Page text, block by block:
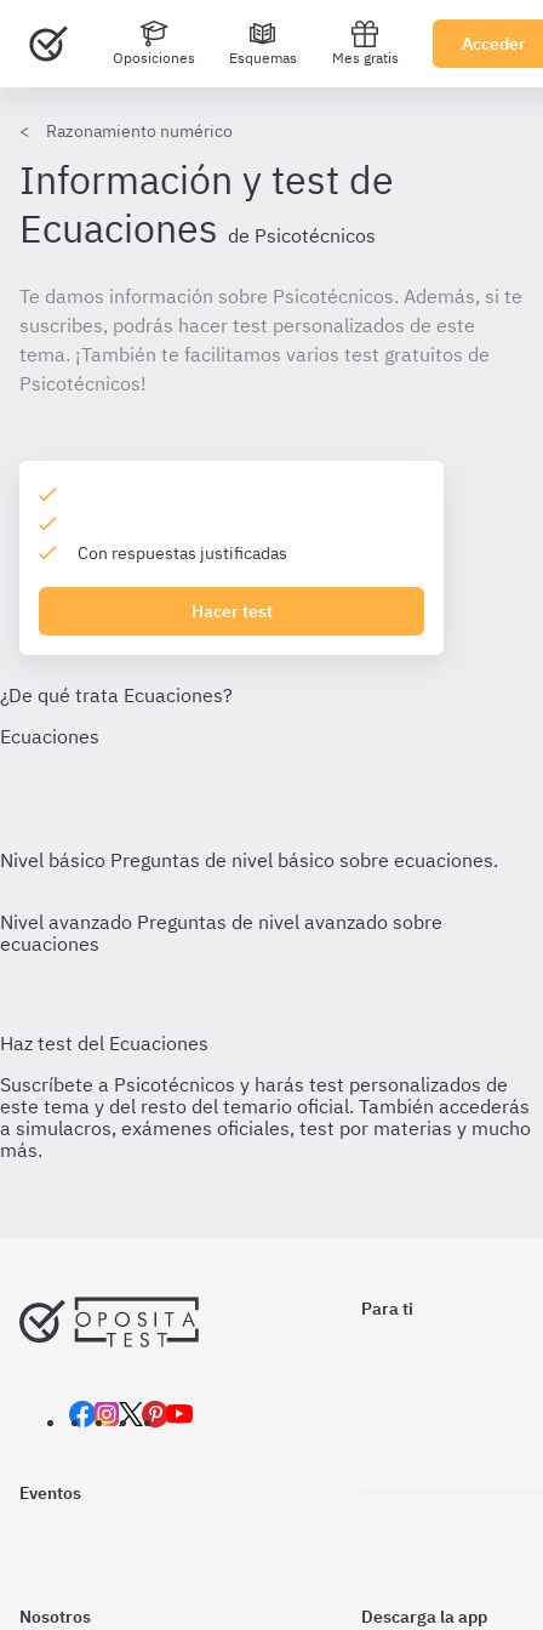
Oposiciones Esquemas Mes gratis
Acceder
Razonamiento numérico
Información y test de
Ecuaciones de Psicotécnicos
Te damos información sobre Psicotécnicos. Además, si te
suscribes, podrás hacer test personalizados de este
tema. ¡También te facilitamos varios test gratuitos de
Psicotécnicos!
Con respuestas justificadas
Hacer test
Nivel básico Preguntas de nivel básico sobre ecuaciones.
Nivel avanzado Preguntas de nivel avanzado sobre
ecuaciones
Para ti
Eventos
Nosotros Descarga la app